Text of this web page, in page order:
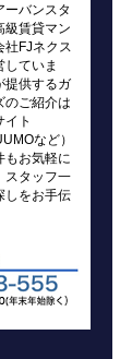
ーバンスタ
級賃貸マン
社FJネクス
していま
提供するガ
のご紹介は
イト
など）
もお気軽に
スタッフ一
しをお手伝